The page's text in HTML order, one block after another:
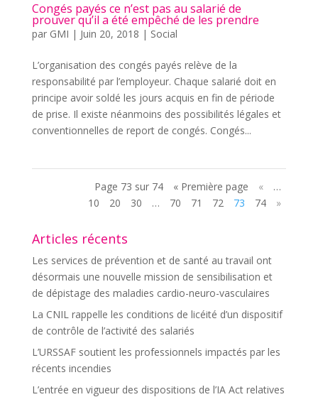
Congés payés ce n’est pas au salarié de
prouver qu’il a été empêché de les prendre
par GMI | Juin 20, 2018 | Social
L’organisation des congés payés relève de la
responsabilité par l’employeur. Chaque salarié doit en
principe avoir soldé les jours acquis en fin de période
de prise. Il existe néanmoins des possibilités légales et
conventionnelles de report de congés. Congés...
Page 73 sur 74 « Première page «
…
10
20 30 … 70 71 72 73 74 »
Articles récents
Les services de prévention et de santé au travail ont
désormais une nouvelle mission de sensibilisation et
de dépistage des maladies cardio-neuro-vasculaires
La CNIL rappelle les conditions de licéité d’un dispositif
de contrôle de l’activité des salariés
L’URSSAF soutient les professionnels impactés par les
récents incendies
L’entrée en vigueur des dispositions de l’IA Act relatives